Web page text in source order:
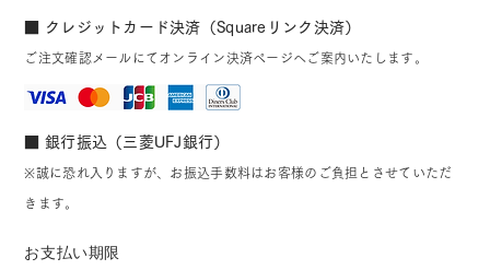
■ クレジットカード決済（Squareリンク決済）
ご注文確認メールにてオンライン決済ページへご案内いたします。
■ 銀行振込（三菱UFJ銀行）
※誠に恐れ入りますが、お振込手数料はお客様のご負担とさせていただ
きます。
お支払い期限